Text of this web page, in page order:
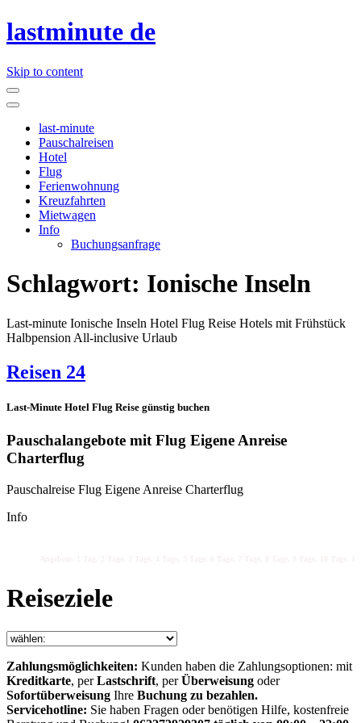
lastminute de
Skip to content
last-minute
Pauschalreisen
Hotel
Flug
Ferienwohnung
Kreuzfahrten
Mietwagen
Info
Buchungsanfrage
Schlagwort: Ionische Inseln
Last-minute Ionische Inseln Hotel Flug Reise Hotels mit Frühstück
Halbpension All-inclusive Urlaub
Reisen 24
Last-Minute Hotel Flug Reise günstig buchen
Pauschalangebote mit Flug Eigene Anreise
Charterflug
Pauschalreise Flug Eigene Anreise Charterflug
Info
Reiseziele
Zahlungsmöglichkeiten: Kunden haben die Zahlungsoptionen: mit
Kreditkarte, perLastschrift, perÜberweisung oder
Sofortüberweisung Ihre Buchung zu bezahlen.
Servicehotline: Sie haben Fragen oder benötigen Hilfe, kostenfreie